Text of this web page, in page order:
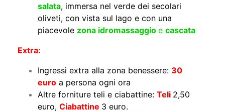
salata, immersa nel verde dei secolari
oliveti, con vista sul lago e con una
piacevole zona idromassaggio e cascata
Extra:
Ingressi extra alla zona benessere: 30
euro a persona ogni ora
Altre forniture teli e ciabattine: Teli 2,50
euro, Ciabattine 3 euro.